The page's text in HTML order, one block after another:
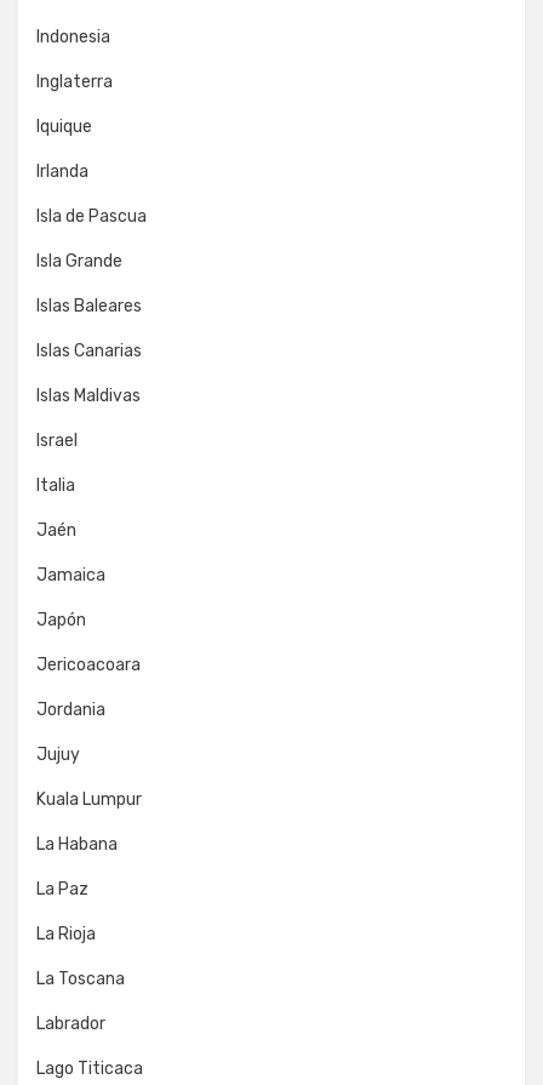
Indonesia
Inglaterra
Iquique
Irlanda
Isla de Pascua
Isla Grande
Islas Baleares
Islas Canarias
Islas Maldivas
Israel
Italia
Jaén
Jamaica
Japón
Jericoacoara
Jordania
Jujuy
Kuala Lumpur
La Habana
La Paz
La Rioja
La Toscana
Labrador
Lago Titicaca